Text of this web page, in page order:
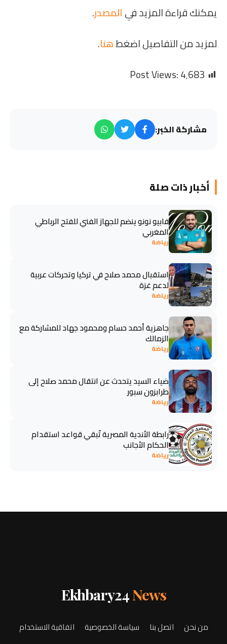
يمكنك قراءة المزيد فيالمصدر.
لمزيد من التفاصيل اضغطهنا.
Post Views:4٬683
مشاركة الخبر:
أخبار ذات صلة
فابيو نونو ينضم للجهاز الفني للفتح الرباطي
المغربي
رياضة
استقبال محمد صلاح في تركيا وتحركات عربية
لدعم غزة
رياضة
جاهزية أحمد حسام ومحمود جهاد للمشاركة مع
الزمالك
رياضة
ضياء السيد يتحدث عن انتقال محمد صلاح إلى
طرابزون سبور
رياضة
رابطة الأندية المصرية تُبقي قواعد استقدام
الحكام الأجانب
رياضة
Ekhbary24News
من نحن اتصل بنا سياسة الخصوصية اتفاقية الاستخدام